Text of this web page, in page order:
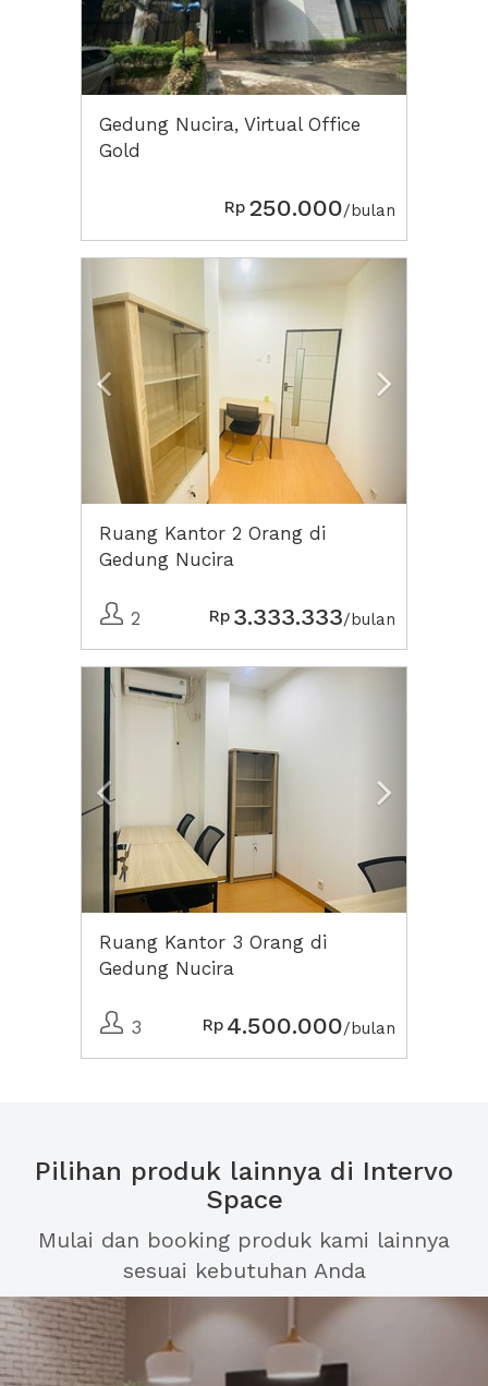
Gedung Nucira, Virtual Office
Gold
Rp 250.000/bulan
Ruang Kantor 2 Orang di
Gedung Nucira
2 Rp 3.333.333/bulan
Previous
Ruang Kantor 3 Orang di
Gedung Nucira
3 Rp 4.500.000/bulan
Pilihan produk lainnya di Intervo
Space
Mulai dan booking produk kami lainnya
sesuai kebutuhan Anda